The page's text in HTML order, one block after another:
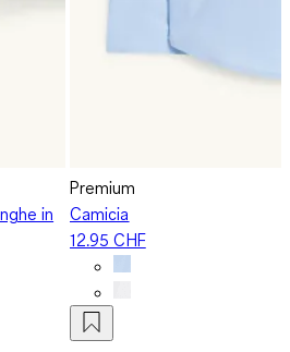
in
Premium
Camicia
12.95 CHF